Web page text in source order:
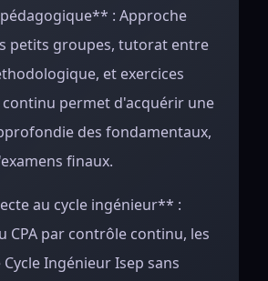
: Approche
petits groupes, tutorat entre
et exercices
permet d'acquérir une
des fondamentaux,
finaux.
au cycle ingénieur** :
CPA par contrôle continu, les
Ingénieur Isep sans